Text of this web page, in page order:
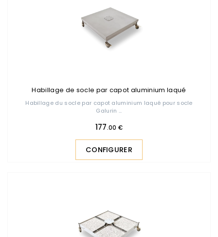
Habillage de socle par capot aluminium laqué
Habillage du socle par capot aluminium laqué pour socle
Galurin ...
177.00 €
CONFIGURER